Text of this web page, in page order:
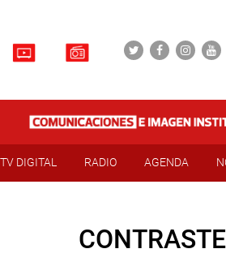
TV DIGITAL RADIO AGENDA